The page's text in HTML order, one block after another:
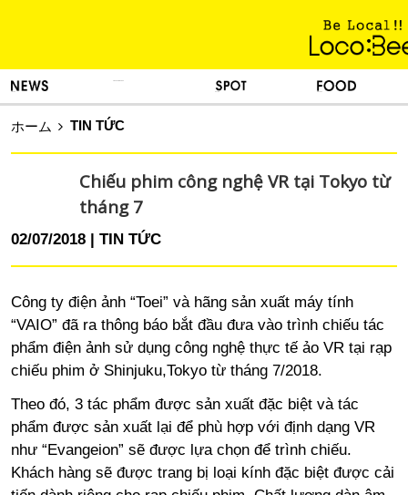
ホーム TIN TỨC
Chiếu phim công nghệ VR tại Tokyo từ
tháng 7
02/07/2018 TIN TỨC
Công ty điện ảnh “Toei” và hãng sản xuất máy tính
“VAIO” đã ra thông báo bắt đầu đưa vào trình chiếu tác
phẩm điện ảnh sử dụng công nghệ thực tế ảo VR tại rạp
chiếu phim ở Shinjuku,Tokyo từ tháng 7/2018.
Theo đó, 3 tác phẩm được sản xuất đặc biệt và tác
phẩm được sản xuất lại để phù hợp với định dạng VR
như “Evangeion” sẽ được lựa chọn để trình chiếu.
Khách hàng sẽ được trang bị loại kính đặc biệt được cải